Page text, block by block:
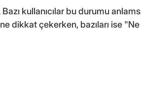
kullanıcılar bu durumu
dikkat çekerken, bazıları ise "Ne